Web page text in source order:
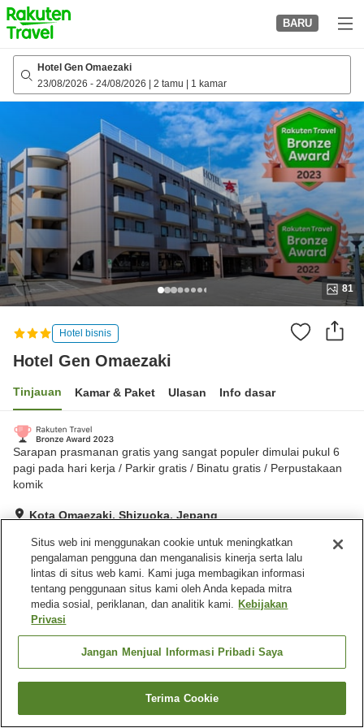
to
top
page
BARU
Hotel Gen Omaezaki
23/08/2026 - 24/08/2026 2 tamu 1 kamar
81
Hotel bisnis
Hotel Gen Omaezaki
Tinjauan Kamar & Paket Ulasan Info dasar
Sarapan prasmanan gratis yang sangat populer dimulai pukul 6
pagi pada hari kerja / Parkir gratis / Binatu gratis / Perpustakaan
komik
Kota Omaezaki, Shizuoka, Jepang
Hebat Ulasan:195
Fasilitas properti
Tempat parkir
Mesin penjual otomatis
Ruang rapat
Beranda
Cari kamar
Situs web ini menggunakan cookie untuk meningkatkan
pengalaman pengguna dan menganalisis kinerja serta lalu
lintas di situs web kami. Kami juga membagikan informasi
tentang penggunaan situs kami oleh Anda kepada mitra
media sosial, periklanan, dan analitik kami. Kebijakan
Privasi
Jangan Menjual Informasi Pribadi Saya
Terima Cookie